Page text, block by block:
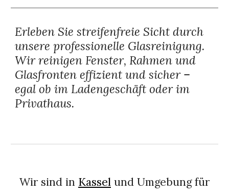
Erleben Sie streifenfreie Sicht durch
unsere professionelle Glasreinigung.
Wir reinigen Fenster, Rahmen und
Glasfronten effizient und sicher –
egal ob im Ladengeschäft oder im
Privathaus.
Wir sind in Kassel und Umgebung für